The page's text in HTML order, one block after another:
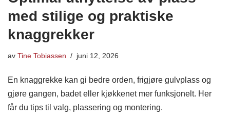
med stilige og praktiske
knaggrekker
av Tine Tobiassen juni 12, 2026
En knaggrekke kan gi bedre orden, frigjøre gulvplass og
gjøre gangen, badet eller kjøkkenet mer funksjonelt. Her
får du tips til valg, plassering og montering.